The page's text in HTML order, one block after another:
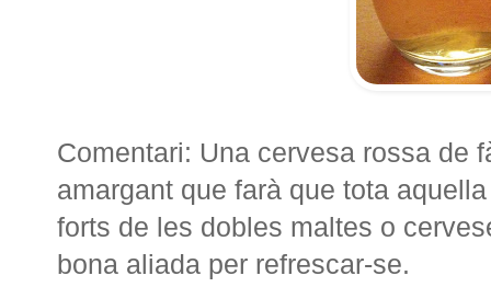
Comentari: Una cervesa rossa de
amargant que farà que tota
forts de les dobles maltes o
bona aliada per refrescar-se.